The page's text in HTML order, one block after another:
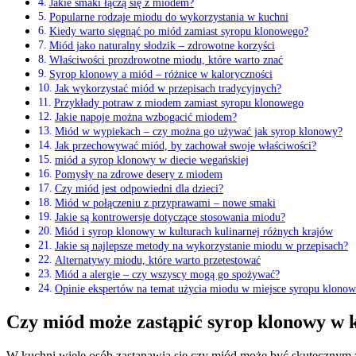
Popularne rodzaje miodu do ⁣wykorzystania ‌w ⁤kuchni
Kiedy warto sięgnąć po miód zamiast syropu ‌klonowego?
Miód⁣ jako naturalny słodzik‍ – zdrowotne korzyści
Właściwości prozdrowotne miodu, które‍ warto znać
Syrop‌ klonowy a miód – różnice w‍ kaloryczności
Jak​ wykorzystać miód w przepisach tradycyjnych?
Przykłady potraw z miodem zamiast ⁣syropu​ klonowego
Jakie ​napoje ‌można​ wzbogacić miodem?
Miód w wypiekach – czy ​można go używać jak syrop ⁣klonowy?
Jak przechowywać miód, by⁢ zachował swoje właściwości?
miód a syrop ‍klonowy w diecie​ wegańskiej
Pomysły na‌ zdrowe desery⁢ z miodem
Czy⁣ miód jest odpowiedni dla‌ dzieci?
Miód w połączeniu z przyprawami ‍– ⁢nowe smaki
Jakie są kontrowersje dotyczące⁤ stosowania miodu?
Miód i ​syrop klonowy w kulturach ⁤kulinarnej‍ różnych ⁤krajów
Jakie są najlepsze metody ‍na wykorzystanie miodu w ‍przepisach?
Alternatywy miodu, które warto przetestować
Miód a ​alergie – czy wszyscy ⁣mogą go spożywać?
Opinie ekspertów na temat użycia miodu w ⁣miejsce syropu
Czy ⁣miód może zastąpić syrop klonowy‍ w